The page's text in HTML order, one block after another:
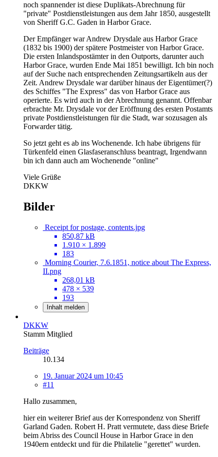
noch spannender ist diese Duplikats-Abrechnung für
"private" Postdienstleistungen aus dem Jahr 1850, ausgestellt
von Sheriff G.C. Gaden in Harbor Grace.
Der Empfänger war Andrew Drysdale aus Harbor Grace
(1832 bis 1900) der spätere Postmeister von Harbor Grace.
Die ersten Inlandspostämter in den Outports, darunter auch
Harbor Grace, wurden Ende Mai 1851 bewilligt. Ich bin noch
auf der Suche nach entsprechenden Zeitungsartikeln aus der
Zeit. Andrew Drysdale war darüber hinaus der Eigentümer(?)
des Schiffes "The Express" das von Harbor Grace aus
operierte. Es wird auch in der Abrechnung genannt. Offenbar
erbrachte Mr. Drysdale vor der Eröffnung des ersten Postamts
private Postdienstleistungen für die Stadt, war sozusagen als
Forwarder tätig.
So jetzt geht es ab ins Wochenende. Ich habe übrigens für
Türkenfeld einen Glasfaseranschluss beantragt, Irgendwann
bin ich dann auch am Wochenende "online"
Viele Grüße
DKKW
Bilder
Receipt for postage, contents.jpg
850,87 kB
1.910 × 1.899
183
Morning Courier, 7.6.1851, notice about The Express,
II.png
268,01 kB
478 × 539
193
Inhalt melden
DKKW
Stamm Mitglied
Beiträge
10.134
19. Januar 2024 um 10:45
#11
Hallo zusammen,
hier ein weiterer Brief aus der Korrespondenz von Sheriff
Garland Gaden. Robert H. Pratt vermutete, dass diese Briefe
beim Abriss des Council House in Harbor Grace in den
1940ern entdeckt und für die Philatelie "gerettet" wurden.